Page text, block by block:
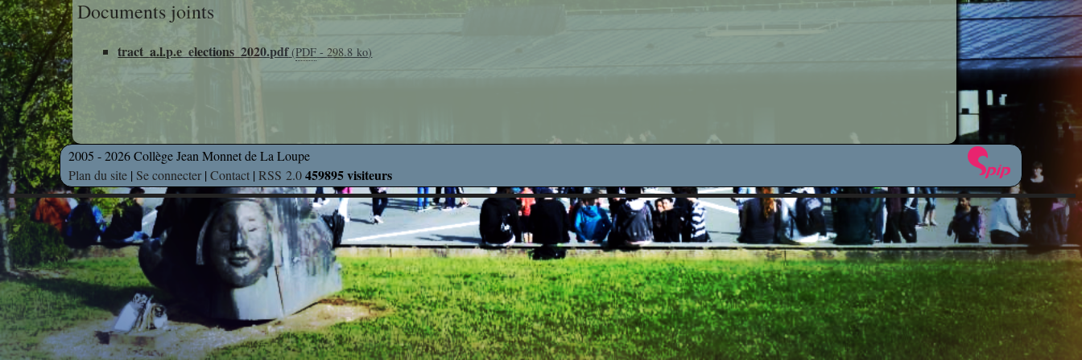
SVT
What's up in room 50 ?
Documents joints
tract_a.l.p.e_elections_2020.pdf (PDF -298.8 ko)
2005 - 2026 Collège Jean Monnet de La Loupe
Plan du site |Se connecter|Contact |RSS 2.0 459895 visiteurs